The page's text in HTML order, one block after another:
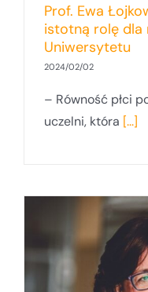
Prof. Ewa
istotną rolę dla
Uniwersytetu
2024/02/02
– Równość płci
uczelni, która [...]